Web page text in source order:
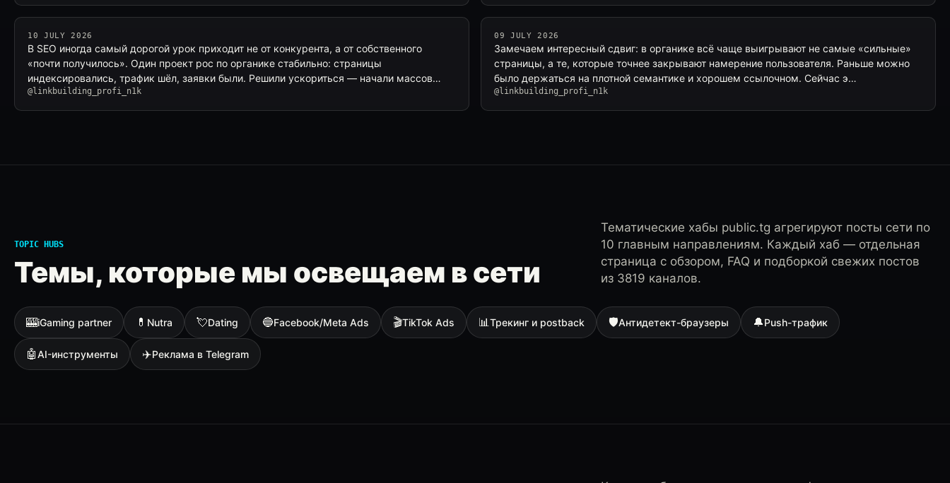
10 JULY 2026
В SEO иногда самый дорогой урок приходит не от конкурента, а от собственного
«почти получилось». Один проект рос по органике стабильно: страницы
индексировались, трафик шёл, заявки были. Решили ускориться — начали массов…
@linkbuilding_profi_n1k
09 JULY 2026
Замечаем интересный сдвиг: в органике всё чаще выигрывают не самые «сильные»
страницы, а те, которые точнее закрывают намерение пользователя. Раньше можно
было держаться на плотной семантике и хорошем ссылочном. Сейчас э…
@linkbuilding_profi_n1k
TOPIC HUBS
Темы, которые мы освещаем в сети
Тематические хабы public.tg агрегируют посты сети по
10 главным направлениям. Каждый хаб — отдельная
страница с обзором, FAQ и подборкой свежих постов
из 3819 каналов.
🎰iGaming partner 💊 Nutra 💘Dating 🔵Facebook/Meta Ads 🎬TikTok Ads 📊Трекинг и postback 🛡Антидетект-браузеры 🔔Push-трафик
🤖AI-инструменты ✈️Реклама в Telegram